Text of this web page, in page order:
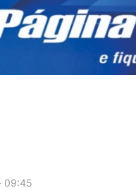
09:45